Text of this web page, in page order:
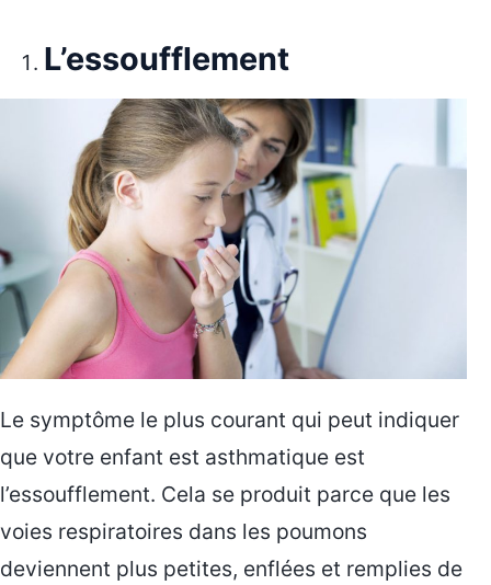
L’essoufflement
Le symptôme le plus courant qui peut indiquer
que votre enfant est asthmatique est
l’essoufflement. Cela se produit parce que les
voies respiratoires dans les poumons
deviennent plus petites, enflées et remplies de